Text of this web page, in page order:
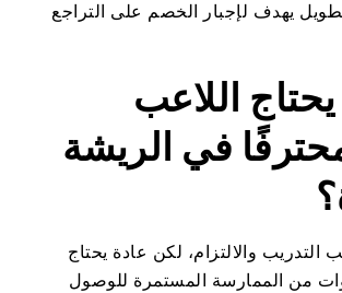
يهدف لإجبار الخصم على التراجع
اللاعب
في الريشة
والالتزام، لكن عادة يحتاج
من الممارسة المستمرة للوصول